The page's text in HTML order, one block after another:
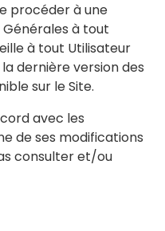
procéder à une
à tout
à tout Utilisateur
dernière version des
sur le Site.
avec les
de ses modifications
consulter et/ou